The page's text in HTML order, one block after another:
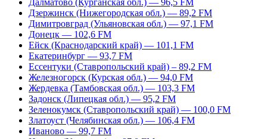
Далматово (Курганская обл.) — 96,5 FM
Дзержинск (Нижегородская обл.) — 89,2 FM
Димитровград (Ульяновская обл.) — 97,1 FM
Донецк — 102,6 FM
Ейск (Краснодарский край) — 101,1 FM
Екатеринбург — 93,7 FM
Ессентуки (Ставропольский край) – 89,2 FM
Железногорск (Курская обл.) — 94,0 FM
Жердевка (Тамбовская обл.) — 103,3 FM
Задонск (Липецкая обл.) — 95,2 FM
Зеленокумск (Ставропольский край) — 100,0 FM
Златоуст (Челябинская обл.) — 106,4 FM
Иваново — 99,7 FM